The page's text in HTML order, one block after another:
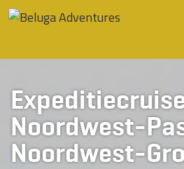
Ga naar inhoud
Noordwest-
Noordwest-